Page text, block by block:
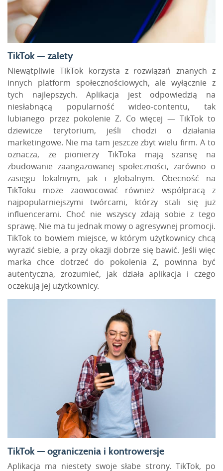
TikTok — zalety
Niewątpliwie TikTok korzysta z rozwiązań znanych z
innych platform społecznościowych, ale wyłącznie z
tych najlepszych. Aplikacja jest odpowiedzią na
niesłabnącą popularnośćwideo-contentu, tak
lubianego przez pokolenie Z. Co więcej — TikTok to
dziewicze terytorium, jeśli chodzi o działania
marketingowe. Nie ma tam jeszcze zbyt wielu firm. A to
oznacza, że pionierzy TikToka mają szansę na
zbudowanie zaangażowanej społeczności, zarówno o
zasięgu lokalniym, jak i globalnym. Obecność na
TikToku może zaowocować również współpracą z
najpopularniejszymi twórcami, którzy stali się już
influencerami. Choć nie wszyscy zdają sobie z tego
sprawę. Nie ma tu jednak mowy o agresywnej promocji.
TikTok to bowiem miejsce, w którym użytkownicy chcą
wyrazić siebie, a przy okazji dobrze się bawić. Jeśli więc
marka chce dotrzeć do pokoleniaZ, powinna być
autentyczna, zrozumieć, jak działa aplikacja i czego
oczekują jej użytkownicy.
TikTok — ograniczenia i kontrowersje
Aplikacja ma niestety swoje słabe strony. TikTok, po